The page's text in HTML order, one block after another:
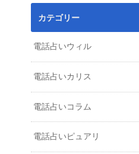
カテゴリー
電話占いウィル
電話占いカリス
電話占いコラム
電話占いピュアリ